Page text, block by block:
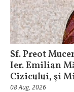
Sf. Preot
Ier. Emilian
Cizicului, şi
08 Aug, 2026